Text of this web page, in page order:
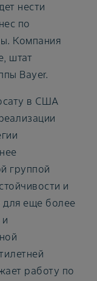
нести
по
Компания
штат
Bayer.
в США
группой
и
для еще более
работу по